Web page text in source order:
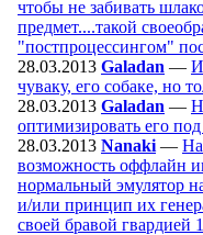
чтобы не забивать
предмет....такой
"постпроцессингом"
28.03.2013 Galadan —
чуваку, его собаке, но
28.03.2013 Galadan —
оптимизировать его
28.03.2013 Nanaki —
возможность оффлайн
нормальный эмулятор
и/или принцип их
своей бравой гвардией